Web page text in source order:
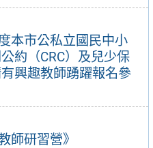
本市公私立國民中小
約（CRC）及兒少保
興趣教師踴躍報名參
師研習營》